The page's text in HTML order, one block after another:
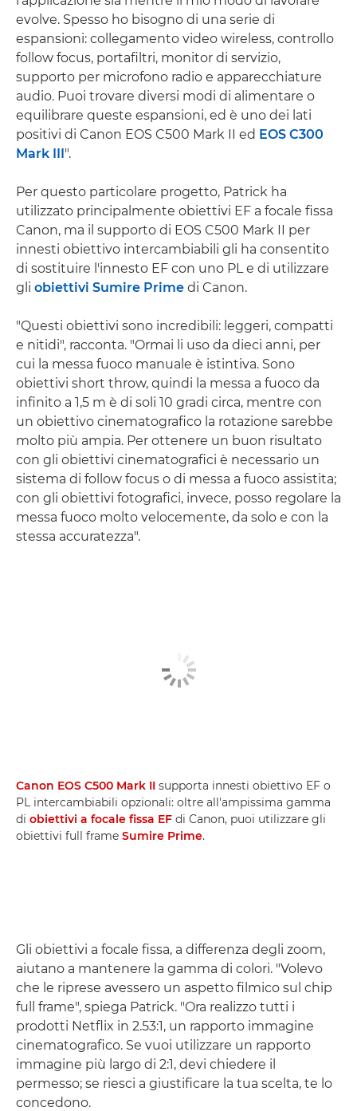
evolve. Spesso ho bisogno di una serie di
espansioni: collegamento video wireless, controllo
follow focus, portafiltri, monitor di servizio,
supporto per microfono radio e apparecchiature
audio. Puoi trovare diversi modi di alimentare o
equilibrare queste espansioni, ed è uno dei lati
positivi di Canon EOS C500 Mark II ed EOS C300
Mark III ".
Per questo particolare progetto, Patrick ha
utilizzato principalmente obiettivi EF a focale fissa
Canon, ma il supporto di EOS C500 Mark II per
innesti obiettivo intercambiabili gli ha consentito
di sostituire l'innesto EF con uno PL e di utilizzare
gli obiettivi Sumire Prime di Canon.
"Questi obiettivi sono incredibili: leggeri, compatti
e nitidi", racconta. "Ormai li uso da dieci anni, per
cui la messa fuoco manuale è istintiva. Sono
obiettivi short throw, quindi la messa a fuoco da
infinito a 1,5 m è di soli 10 gradi circa, mentre con
un obiettivo cinematografico la rotazione sarebbe
molto più ampia. Per ottenere un buon risultato
con gli obiettivi cinematografici è necessario un
sistema di follow focus o di messa a fuoco assistita;
con gli obiettivi fotografici, invece, posso regolare la
messa fuoco molto velocemente, da solo e con la
stessa accuratezza".
Canon EOS C500 Mark II supporta innesti obiettivo EF o
PL intercambiabili opzionali: oltre all'ampissima gamma
di obiettivi a focale fissa EF di Canon, puoi utilizzare gli
obiettivi full frame Sumire Prime.
Gli obiettivi a focale fissa, a differenza degli zoom,
aiutano a mantenere la gamma di colori. "Volevo
che le riprese avessero un aspetto filmico sul chip
full frame", spiega Patrick. "Ora realizzo tutti i
prodotti Netflix in 2.53:1, un rapporto immagine
cinematografico. Se vuoi utilizzare un rapporto
immagine più largo di 2:1, devi chiedere il
permesso; se riesci a giustificare la tua scelta, te lo
concedono.